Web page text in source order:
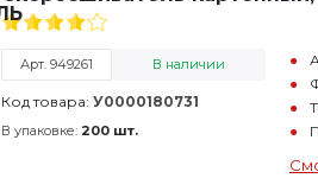
Арт. 949261 В наличии
Код товара: У0000180731
В упаковке: 200 шт.